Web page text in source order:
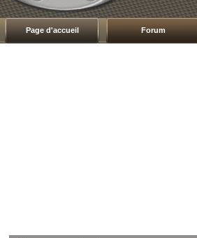
Page d'accueil Forum